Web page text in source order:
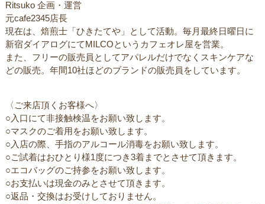
Ritsuko 企画・運営
元cafe2345店長
現在は、焙煎士「ひきたてや」として活動。毎月最終日曜日に
新宿ダイアログにてMILCOというカフェオレ屋を営業。
また、フリーの販売員としてアパレルだけでなくスキンケアな
どの販売。年間10社ほどのブランドの販売員をしています。
〈ご来店頂くお客様へ〉
○入口にて非接触検温をお願い致します。
○マスクのご着用をお願い致します。
○入店の際、手指のアルコール消毒をお願い致します。
○ご試着はおひとり様1度につき3着までとさせて頂きます。
○エコバッグのご持参をお願い致します。
○お支払いは現金のみとさせて頂きます。
○返品・交換はお受けしておりません。